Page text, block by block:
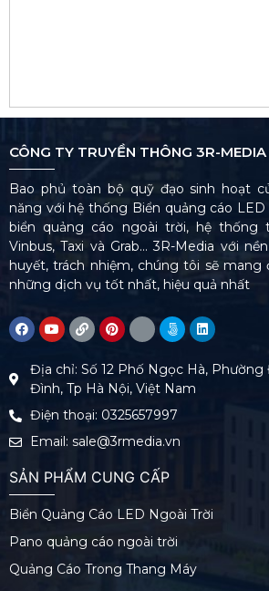
CÔNG TY TRUYỀN THÔNG 3R-MEDIA
Bao phủ toàn bộ quỹ đạo sinh hoạt
năng với hệ thống Biển quảng cáo
biển quảng cáo ngoài trời, hệ thống
Vinbus, Taxi và Grab… 3R-Media với
huyết, trách nhiệm, chúng tôi sẽ mang
những dịch vụ tốt nhất, hiệu quả nhất
Địa chỉ: Số 12 Phố Ngọc Hà, Phường
Đình, Tp Hà Nội, Việt Nam
Điện thoại: 0325657997
Email: sale@3rmedia.vn
SẢN PHẨM CUNG CẤP
Biển Quảng Cáo LED Ngoài Trời
Pano quảng cáo ngoài trời
Quảng Cáo Trong Thang Máy